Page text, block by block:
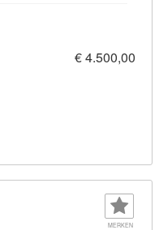
€ 4.500,00
MERKEN